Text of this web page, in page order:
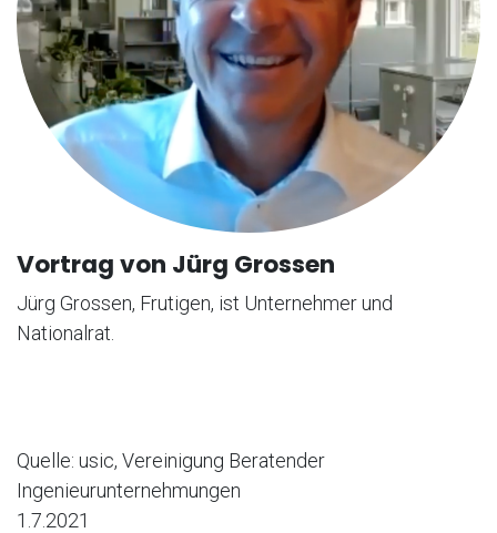
Vortrag von Jürg Grossen
Jürg Grossen, Frutigen, ist Unternehmer und
Nationalrat.
Quelle: usic, Vereinigung Beratender
Ingenieurunternehmungen
1.7.2021